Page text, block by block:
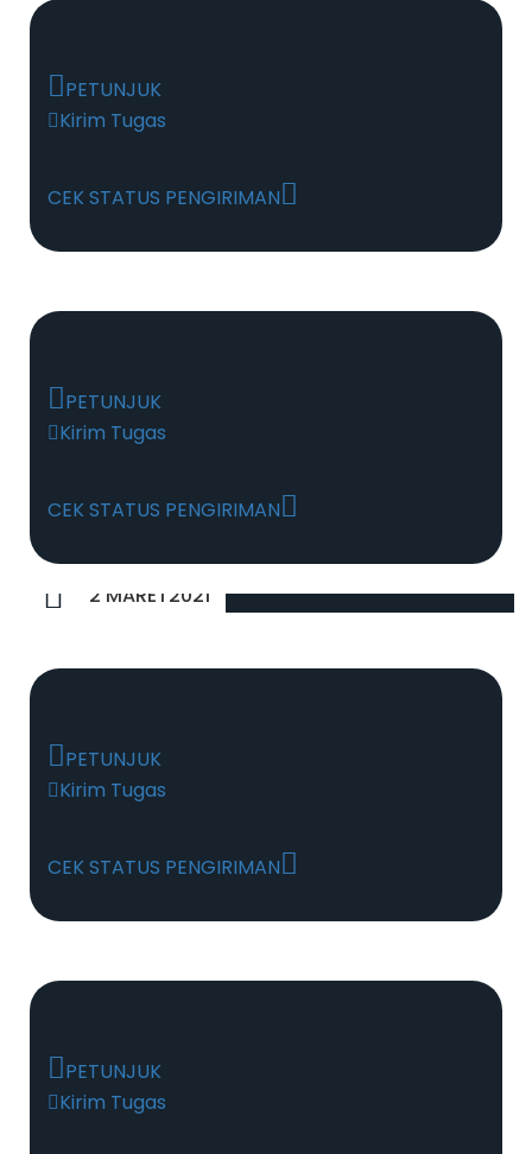
PETUNJUK
Kirim Tugas
CEK STATUS PENGIRIMAN
PETUNJUK
Kirim Tugas
CEK STATUS PENGIRIMAN
2 MARET2021
PETUNJUK
Kirim Tugas
CEK STATUS PENGIRIMAN
PETUNJUK
Kirim Tugas